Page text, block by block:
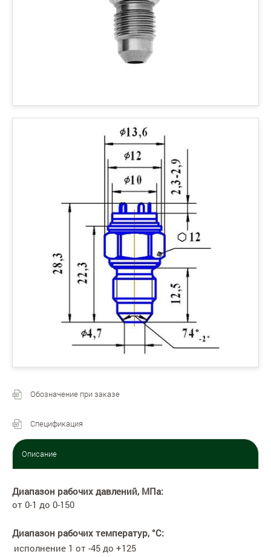
Описание
Обозначение при заказе
Спецификация
Диапазон рабочих давлений, МПа:
от 0-1 до 0-150
Диапазон рабочих температур, °С:
исполнение 1 от -45 до +125